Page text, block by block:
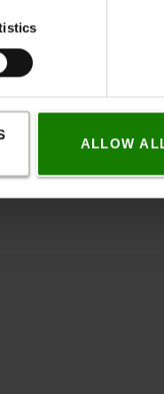
ALLOW